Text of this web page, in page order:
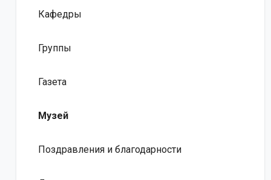
Кафедры
Группы
Газета
Музей
Поздравления и благодарности